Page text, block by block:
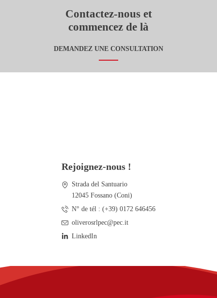
Contactez-nous et
commencez de là
DEMANDEZ UNE CONSULTATION
Rejoignez-nous !
Strada del Santuario
12045 Fossano (Coni)
N° de tél : (+39) 0172 646456
oliverosrlpec@pec.it
LinkedIn